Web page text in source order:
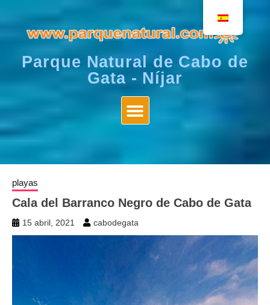
Parque Natural de Cabo de
Gata - Níjar
playas
Cala del Barranco Negro de Cabo de Gata
15 abril, 2021 cabodegata